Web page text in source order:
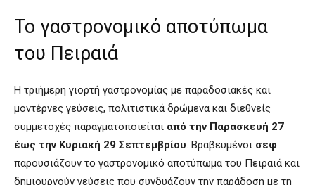
Το γαστρονομικό αποτύπωμα
του Πειραιά
Η τριήμερη γιορτή γαστρονομίας με παραδοσιακές και
μοντέρνες γεύσεις, πολιτιστικά δρώμενα και διεθνείς
συμμετοχές παραγματοποιείται από την Παρασκευή 27
έως την Κυριακή 29 Σεπτεμβρίου. Βραβευμένοι σεφ
παρουσιάζουν το γαστρονομικό αποτύπωμα του Πειραιά και
δημιουργούν γεύσεις που συνδυάζουν την παράδοση με τη